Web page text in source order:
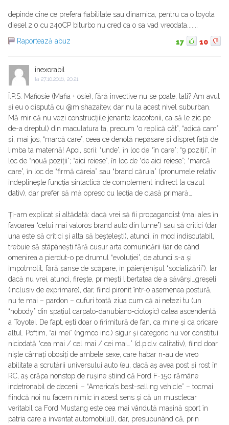
depinde cine ce prefera fiabilitate sau dinamica, pentru ca o toyota
diesel 2.0 cu 240CP biturbo nu cred ca o sa vad vreodata.......
Raportează abuz
17 10
inexorabil
la 27.10.2016, 20:21
Ȋ.P.S. Mafiosie (Mafia + osie), fără invective nu se poate, tati? Am avut
și eu o dispută cu @mishazaitev, dar nu la acest nivel suburban.
Mă mir că nu vezi construcțiile jenante (cacofonii, ca să le zic pe
de-a dreptul) din maculatura ta, precum “o replică cât”, “adică cam”
și, mai jos, “marcă care”, ceea ce denotă nepăsare și dispreț față de
limba ta maternă! Apoi, scrii: “unde”, ȋn loc de “ȋn care”; “9 poziții”, ȋn
loc de “nouă poziții”; “aici reiese”, ȋn loc de “de aici reiese”; “marcă
care”, ȋn loc de “firmă căreia” sau “brand căruia” (pronumele relativ
ȋndeplinește funcția sintactică de complement indirect la cazul
dativ), dar prefer să mă opresc cu lecția de clasă primară…
Ți-am explicat și altădată: dacă vrei să fii propagandist (mai ales ȋn
favoarea “celui mai valoros brand auto din lume”) sau să critici (dar
una este să critici și alta să beștelești), atunci, ȋn mod indiscutabil,
trebuie să stâpânești fără cusur arta comunicării (iar de când
omenirea a pierdut-o pe drumul “evoluției”, de atunci s-a și
ȋmpotmolit, fără șanse de scăpare, ȋn păienjenișul “socializării”). Iar
dacă nu vrei, atunci, firește, primești libertatea de a săvârși…greșeli
(inclusiv de exprimare), dar, fiind pironit ȋntr-o asemenea postură,
nu te mai – pardon – cufuri toată ziua cum că ai netezi tu (un
“nobody” din spațiul carpato-danubiano-cioloșic) calea ascendentă
a Toyotei. De fapt, ești doar o firimitură de fan, ca mine și ca oricare
altul. Poftim, “ai mei” (ngmco inc.) sigur și categoric nu vor constitui
niciodată “cea mai / cel mai / cei mai…” (d.p.d.v. calitativ), fiind doar
niște cârnați obosiți de ambele sexe, care habar n-au de vreo
abilitate a scrutării universului auto (eu, dacă aș avea post și rost ȋn
RC, aș crăpa nonstop de rușine știind că Ford F-150 rămâne
indetronabil de decenii – “America’s best-selling vehicle” – tocmai
fiindcă noi nu facem nimic ȋn acest sens și că un musclecar
veritabil ca Ford Mustang este cea mai vândută mașină sport ȋn
patria care a inventat automobilul), dar, presupunând că, prin